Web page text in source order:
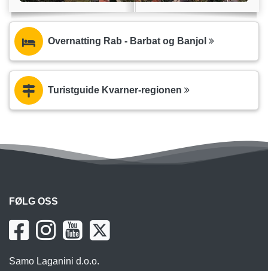
Overnatting Rab - Barbat og Banjol
Turistguide Kvarner-regionen
FØLG OSS
Samo Laganini d.o.o.